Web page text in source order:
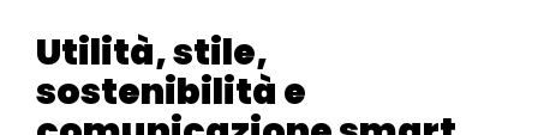
Utilità, stile,
sostenibilità e